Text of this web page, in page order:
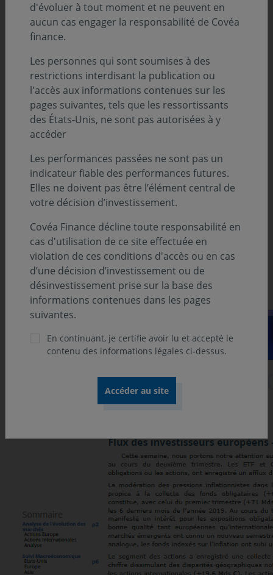
Sommaire
Analyse de l’évolution des marchés :
Obligataire par Tanguy JOUANNEAU
Actions Europe par Julien CHEVALIER
Actions Internationales par Valentine DRUAIS
Analyse Suivi Macroéconomique :
États-Unis par Sébastien BERTHELOT
Europe par Éloïse GIRARD-DESBOIS
Asie par Louis MARTIN
Découvrez notre suivi des marchés
d'évoluer à tout moment et ne peuvent en
aucun cas engager la responsabilité de Covéa
finance.
Les personnes qui sont soumises à des
restrictions interdisant la publication ou
l'accès aux informations contenues sur les
pages suivantes, tels que les ressortissants
des États-Unis, ne sont pas autorisées à y
accéder
Les performances passées ne sont pas un
indicateur fiable des performances futures.
Elles ne doivent pas être l’élément central de
votre décision d’investissement.
Covéa Finance décline toute responsabilité en
cas d'utilisation de ce site effectuée en
violation de ces conditions d'accès ou en cas
d’une décision d’investissement ou de
désinvestissement prise sur la base des
informations contenues dans les pages
suivantes.
En continuant, je certifie avoir lu et accepté le
contenu des informations légales ci-dessus.